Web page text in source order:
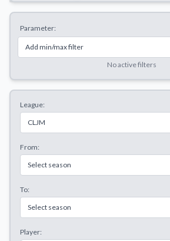
Parameter:
Add min/max filter
No active filters
League:
CLJM
From:
Select season
To:
Select season
Player:
Decline All
Save Preferences
Accept All